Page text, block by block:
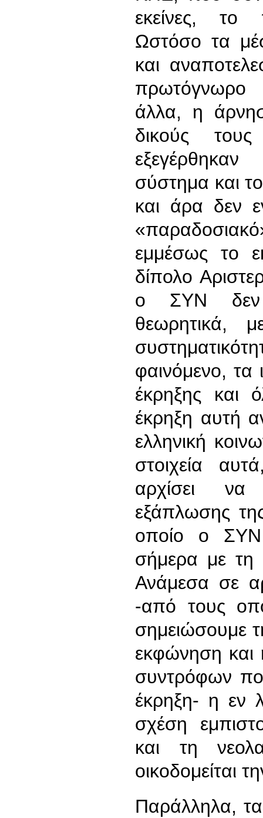
εκείνες, το
Ωστόσο τα
και
πρωτόγνωρο
άλλα, η
δικούς
σύστημα και
και άρα δεν
εμμέσως το
δίπολο
ο ΣΥΝ δεν
θεωρητικά,
φαινόμενο, τα
έκρηξης και
έκρηξη αυτή
ελληνική
στοιχεία
αρχίσει
εξάπλωσης
οποίο ο ΣΥΝ
σήμερα με τη
Ανάμεσα σε
-από τους
σημειώσουμε
εκφώνηση
συντρόφων
έκρηξη- η εν
σχέση
και τη
οικοδομείται
Παράλληλα,